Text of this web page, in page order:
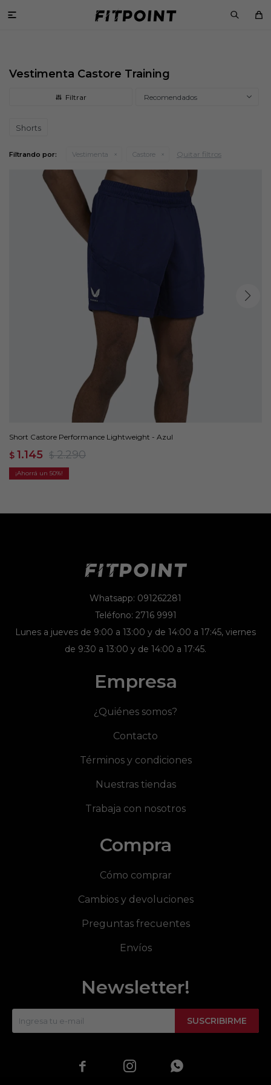

Vestimenta Castore Training
Recomendados
Shorts
Filtrando por: Vestimenta Castore Quitar filtros
Short Castore Performance Lightweight - Azul
$ 1.145 $ 2.290
50
Whatsapp: 091262281
Teléfono: 2716 9991
Lunes a jueves de 9:00 a 13:00 y de 14:00 a 17:45, viernes
de 9:30 a 13:00 y de 14:00 a 17:45.
Empresa
¿Quiénes somos?
Contacto
Términos y condiciones
Nuestras tiendas
Trabaja con nosotros
Compra
Cómo comprar
Cambios y devoluciones
Preguntas frecuentes
Envíos
Newsletter!
SUSCRIBIRME
  